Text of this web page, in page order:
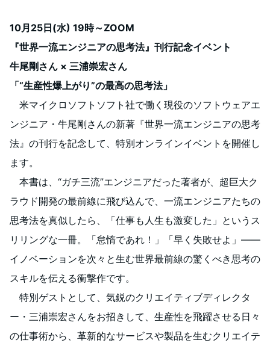
10月25日(水) 19時～ZOOM
『世界一流エンジニアの思考法』刊行記念イベント
牛尾剛さん × 三浦崇宏さん
「“生産性爆上がり”の最高の思考法」
米マイクロソフトソフト社で働く現役のソフトウェアエ
ンジニア・牛尾剛さんの新著『世界一流エンジニアの思考
法』の刊行を記念して、特別オンラインイベントを開催し
ます。
本書は、“ガチ三流”エンジニアだった著者が、超巨大ク
ラウド開発の最前線に飛び込んで、一流エンジニアたちの
思考法を真似したら、「仕事も人生も激変した」というス
リリングな一冊。「怠惰であれ！」「早く失敗せよ」――
イノベーションを次々と生む世界最前線の驚くべき思考の
スキルを伝える衝撃作です。
特別ゲストとして、気鋭のクリエイティブディレクタ
ー・三浦崇宏さんをお招きして、生産性を飛躍させる日々
の仕事術から、革新的なサービスや製品を生むクリエイテ